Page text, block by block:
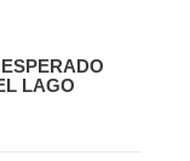
LAGO